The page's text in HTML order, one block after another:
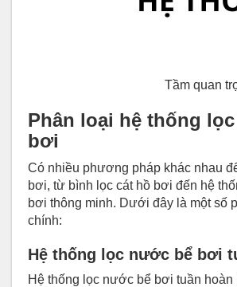
Tầm quan
Phân loại hệ thống
bơi
Có nhiều phương pháp khác nhau
bơi, từ bình lọc cát hồ bơi đến hệ
bơi thông minh. Dưới đây là một số
chính:
Hệ thống lọc nước bể bơi
Hệ thống lọc nước bể bơi tuần